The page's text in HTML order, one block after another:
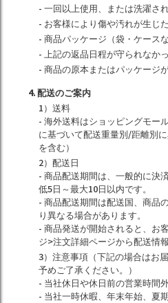
- 一回以上使用、または洗濯さ
- お客様により傷や汚れが生じ
- 商品パッケージ（袋・ケース
- 上記の返品日程が守られなか
- 商品の原本またはパッケージ
4. 配送のご案内
1）送料
- 海外送料はショッピングモー
に基づいて配送重量別/距離別
を含む）
2）配送日
- 商品配送期間は、一般的に決
低5日～最大10日以内です。
- 商品配送期間は配送国、商品
り異なる場合があります。
- 商品発送が開始されると、お
ジ>注文詳細ページから配送情
3）注意事項（下記の場合はお
予めご了承ください。）
- 当社休日や休日前の営業時間
- 当社一時休暇、年末年始、夏